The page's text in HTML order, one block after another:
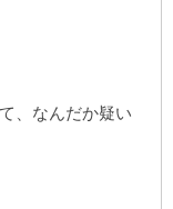
、なんだか疑い